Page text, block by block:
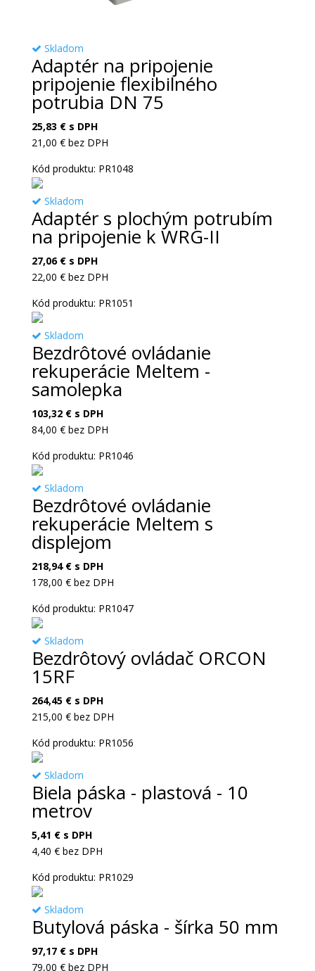
Skladom
Adaptér na pripojenie
pripojenie flexibilného
potrubia DN 75
25,83 €s DPH
21,00 €bez DPH
Kód produktu: PR1048
Skladom
Adaptér s plochým potrubím
na pripojenie k WRG-II
27,06 €s DPH
22,00 €bez DPH
Kód produktu: PR1051
Skladom
Bezdrôtové ovládanie
rekuperácie Meltem -
samolepka
103,32 €s DPH
84,00 €bez DPH
Kód produktu: PR1046
Skladom
Bezdrôtové ovládanie
rekuperácie Meltem s
displejom
218,94 €s DPH
178,00 €bez DPH
Kód produktu: PR1047
Skladom
Bezdrôtový ovládač ORCON
15RF
264,45 €s DPH
215,00 €bez DPH
Kód produktu: PR1056
Skladom
Biela páska - plastová - 10
metrov
5,41 €s DPH
4,40 €bez DPH
Kód produktu: PR1029
Skladom
Butylová páska - šírka 50 mm
97,17 €s DPH
79,00 €bez DPH